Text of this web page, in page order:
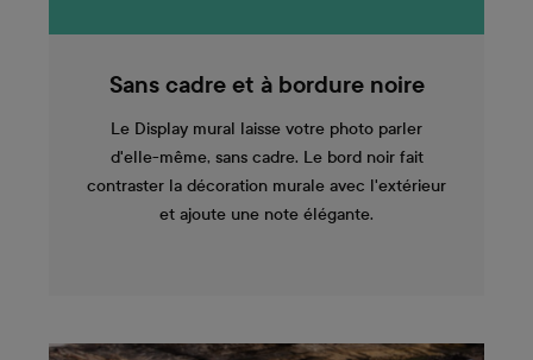
Sans cadre et à bordure noire
Le Display mural laisse votre photo parler
d'elle-même, sans cadre. Le bord noir fait
contraster la décoration murale avec l'extérieur
et ajoute une note élégante.